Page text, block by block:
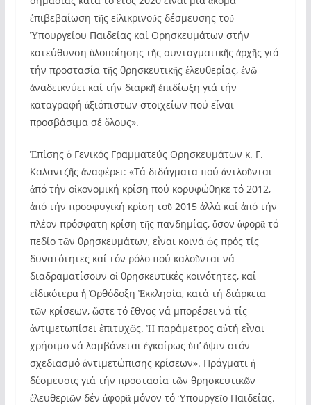
ἐπιβεβαίωση τῆς εἰλικρινοῦς δέσμευσης τοῦ
Ὑπουργείου Παιδείας καί Θρησκευμάτων στήν
κατεύθυνση ὑλοποίησης τῆς συνταγματικῆς ἀρχῆς γιά
τήν προστασία τῆς θρησκευτικῆς ἐλευθερίας, ἐνῶ
ἀναδεικνύει καί τήν διαρκῆ ἐπιδίωξη γιά τήν
καταγραφή ἀξιόπιστων στοιχείων πού εἶναι
προσβάσιμα σέ ὅλους».
Ἐπίσης ὁ Γενικός Γραμματεύς Θρησκευμάτων κ. Γ.
Καλαντζῆς ἀναφέρει: «Τά διδάγματα πού ἀντλοῦνται
ἀπό τήν οἰκονομική κρίση πού κορυφώθηκε τό 2012,
ἀπό τήν προσφυγική κρίση τοῦ 2015 ἀλλά καί ἀπό τήν
πλέον πρόσφατη κρίση τῆς πανδημίας, ὅσον ἀφορᾶ τό
πεδίο τῶν θρησκευμάτων, εἶναι κοινά ὡς πρός τίς
δυνατότητες καί τόν ρόλο πού καλοῦνται νά
διαδραματίσουν οἱ θρησκευτικές κοινότητες, καί
εἰδικότερα ἡ Ὀρθόδοξη Ἐκκλησία, κατά τή διάρκεια
τῶν κρίσεων, ὥστε τό ἔθνος νά μπορέσει νά τίς
ἀντιμετωπίσει ἐπιτυχῶς. Ἡ παράμετρος αὐτή εἶναι
χρήσιμο νά λαμβάνεται ἐγκαίρως ὑπ’ ὄψιν στόν
σχεδιασμό ἀντιμετώπισης κρίσεων». Πράγματι ἡ
δέσμευσις γιά τήν προστασία τῶν θρησκευτικῶν
ἐλευθεριῶν δέν ἀφορᾶ μόνον τό Ὑπουργεῖο Παιδείας.